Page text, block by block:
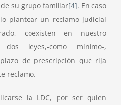
su grupo familiar[4]. En caso
plantear un reclamo judicial
coexisten en nuestro
dos leyes,-como mínimo-,
de prescripción que rija
reclamo.
la LDC, por ser quien